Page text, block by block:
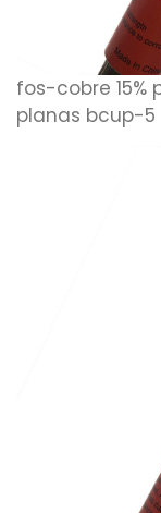
fos-cobre
planas bcup-5